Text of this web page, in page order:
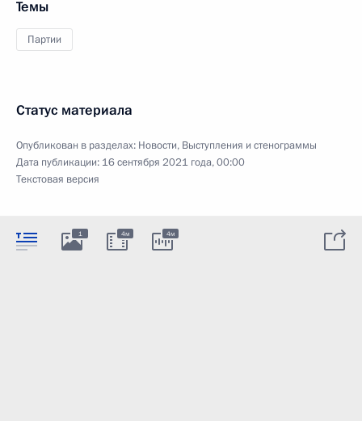
Темы
Партии
Статус материала
Опубликован в разделах: Новости, Выступления и стенограммы
Дата публикации: 16 сентября 2021 года, 00:00
Текстовая версия
1 4м 4м